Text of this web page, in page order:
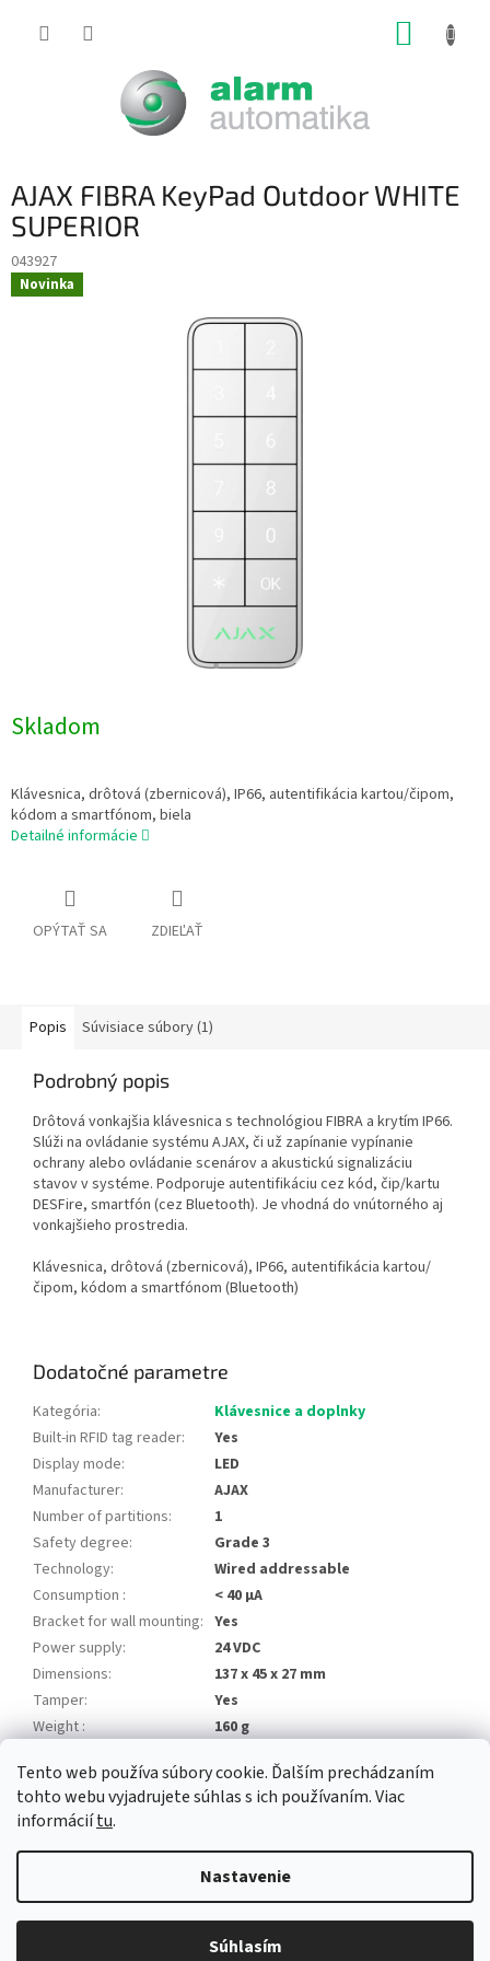
Tento web používa súbory cookie. Ďalším prechádzaním
tohto webu vyjadrujete súhlas s ich používaním. Viac
informáciítu.
Nastavenie
Súhlasím
AJAX FIBRA KeyPad Outdoor WHITE
SUPERIOR
043927
Novinka
Skladom
Klávesnica, drôtová (zbernicová), IP66, autentifikácia kartou/čipom,
kódom a smartfónom, biela
Detailné informácie
OPÝTAŤ SA ZDIEĽAŤ
Popis Súvisiace súbory (1)
Podrobný popis
Drôtová vonkajšia klávesnica s technológiou FIBRA a krytím IP66.
Slúži na ovládanie systému AJAX, či už zapínanie vypínanie
ochrany alebo ovládanie scenárov a akustickú signalizáciu
stavov v systéme. Podporuje autentifikáciu cez kód, čip/kartu
DESFire, smartfón (cez Bluetooth). Je vhodná do vnútorného aj
vonkajšieho prostredia.
Klávesnica, drôtová (zbernicová), IP66, autentifikácia kartou/
čipom, kódom a smartfónom (Bluetooth)
Dodatočné parametre
Kategória:
Klávesnice a doplnky
Built-in RFID tag reader:
Yes
Display mode:
LED
Manufacturer:
AJAX
Number of partitions:
1
Safety degree:
Grade 3
Technology:
Wired addressable
Consumption :
< 40 µA
Bracket for wall mounting: Yes
Power supply:
24 VDC
Dimensions:
137 x 45 x 27 mm
Tamper:
Yes
Weight: 160 g
Newsletter
Copyright 2026Alarm automatika B2B. Všetky práva vyhradené.
Upraviť nastavenie cookies